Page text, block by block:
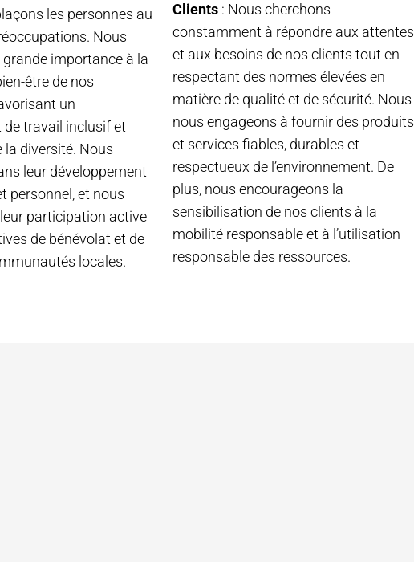
les personnes au
Nous
importance à la
être de nos
un
travail inclusif et
la diversité. Nous
leur développement
personnel, et nous
participation active
de bénévolat et de
locales.
Clients : Nous cherchons
constamment à répondre aux attentes
et aux besoins de nos clients tout en
respectant des normes élevées en
matière de qualité et de sécurité. Nous
nous engageons à fournir des produits
et services fiables, durables et
respectueux de l’environnement. De
plus, nous encourageons la
sensibilisation de nos clients à la
mobilité responsable et à l’utilisation
responsable des ressources.